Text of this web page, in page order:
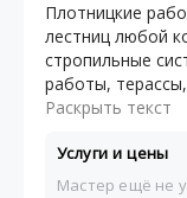
Плотницкие
лестниц любой
стропильные
работы,
Раскрыть текст
Услуги и цены
Мастер ещё не